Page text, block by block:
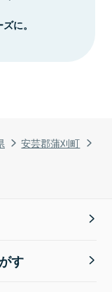
安芸郡蒲刈町
に。
す